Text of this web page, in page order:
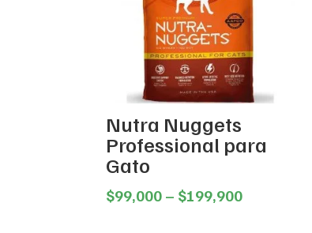
Nutra Nuggets
Professional para
Gato
$99,000 – $199,900Price